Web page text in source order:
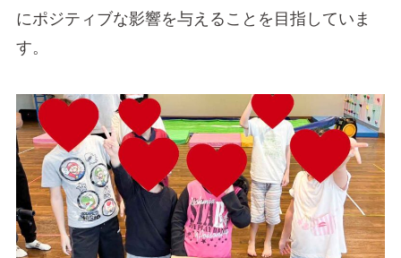
にポジティブな影響を与えることを目指していま
す。